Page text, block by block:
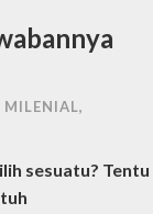
MILENIAL,
sesuatu? Tentu